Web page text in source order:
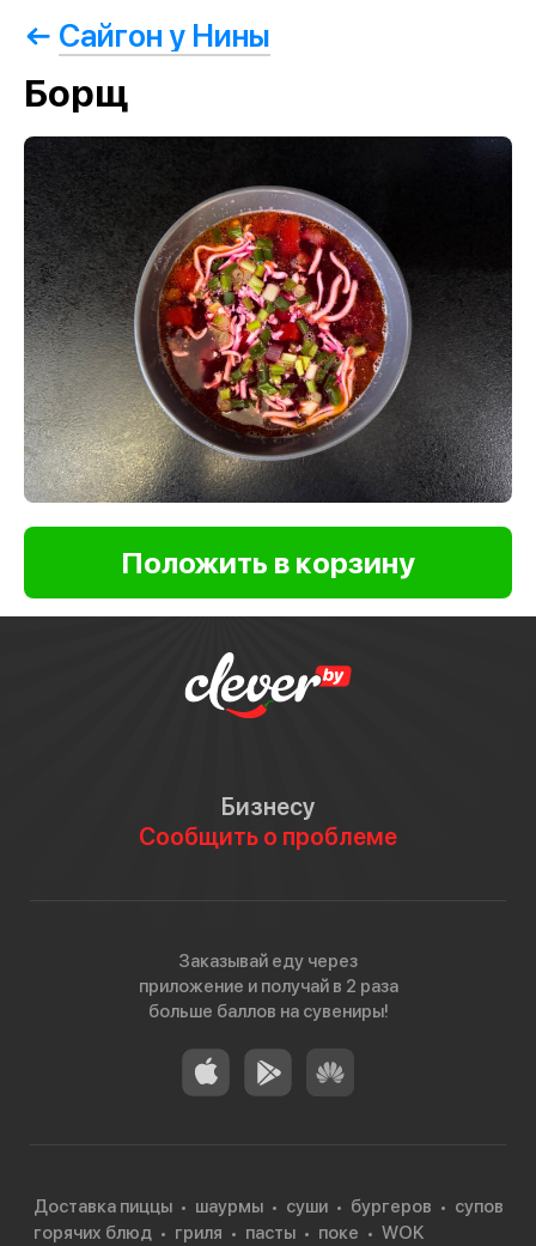
Сайгон у Нины
Борщ
Бизнесу
Сообщить о проблеме
Заказывай еду через
приложение и получай в 2 раза
больше баллов на сувениры!
Доставка пиццы шаурмы суши бургеров
супов
горячих блюд
гриля пасты поке
WOK